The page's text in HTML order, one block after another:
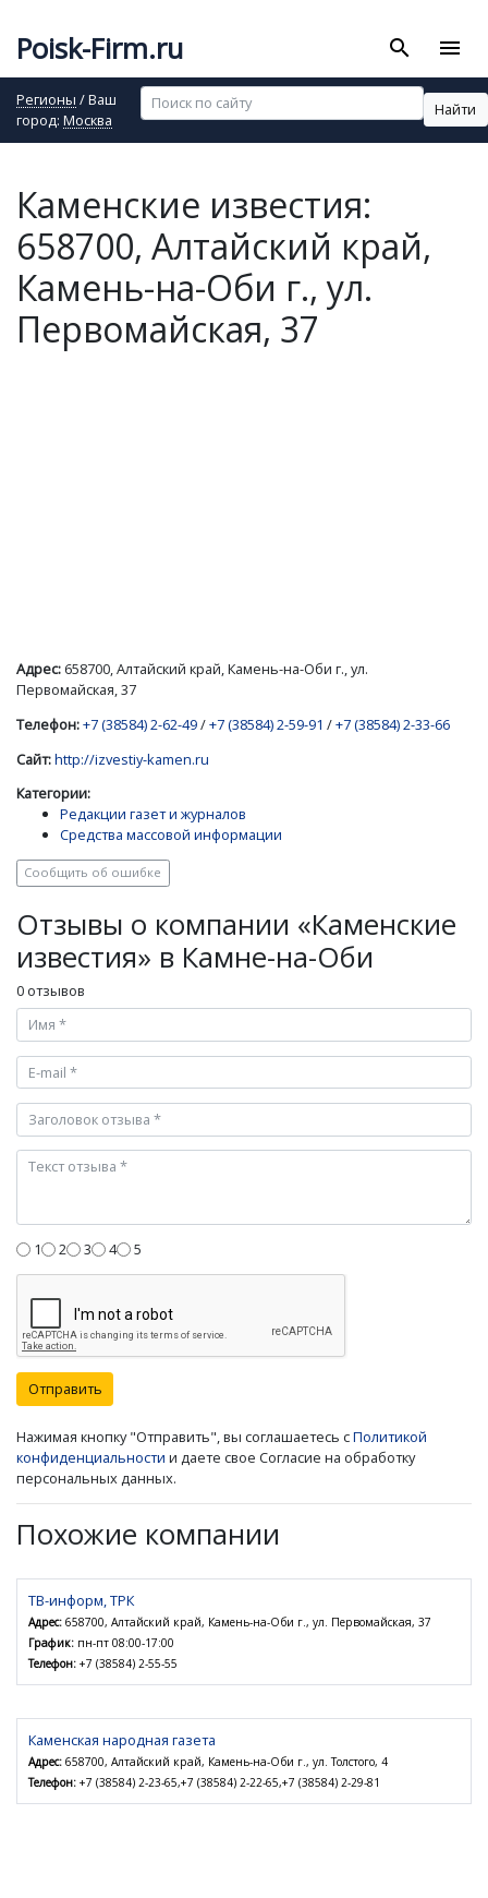
Poisk-Firm.ru search menu
Регионы / Ваш
город: Москва
Найти
Каменские известия:
658700, Алтайский край,
Камень-на-Оби г., ул.
Первомайская, 37
Адрес: 658700, Алтайский край, Камень-на-Оби г., ул.
Первомайская, 37
Телефон:+7 (38584) 2-62-49/+7 (38584) 2-59-91 /+7 (38584) 2-33-66
Сайт:http://izvestiy-kamen.ru
Категории:
Редакции газет и журналов
Средства массовой информации
Сообщить об ошибке
Отзывы о компании «Каменские
известия» в Камне-на-Оби
0 отзывов
1 2 3 4 5
Отправить
Нажимая кнопку "Отправить", вы соглашаетесь сПолитикой
конфиденциальности и даете свое Согласие на обработку
персональных данных.
Похожие компании
ТВ-информ, ТРК
Адрес: 658700, Алтайский край, Камень-на-Оби г., ул. Первомайская, 37
График: пн-пт 08:00-17:00
Телефон: +7 (38584) 2-55-55
Каменская народная газета
Адрес: 658700, Алтайский край, Камень-на-Оби г., ул. Толстого, 4
Телефон: +7 (38584) 2-23-65,+7 (38584) 2-22-65,+7 (38584) 2-29-81